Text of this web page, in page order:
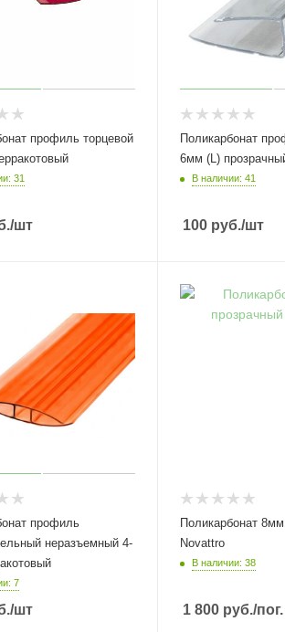
профиль торцевой
31
/шт
Поликарбонат
6мм (L)
В наличии: 41
100 руб./шт
профиль
неразъемный 4-
7
/шт
Поликарбонат 8мм прозрачный
Novattro
В наличии: 38
1 800 руб./пог.